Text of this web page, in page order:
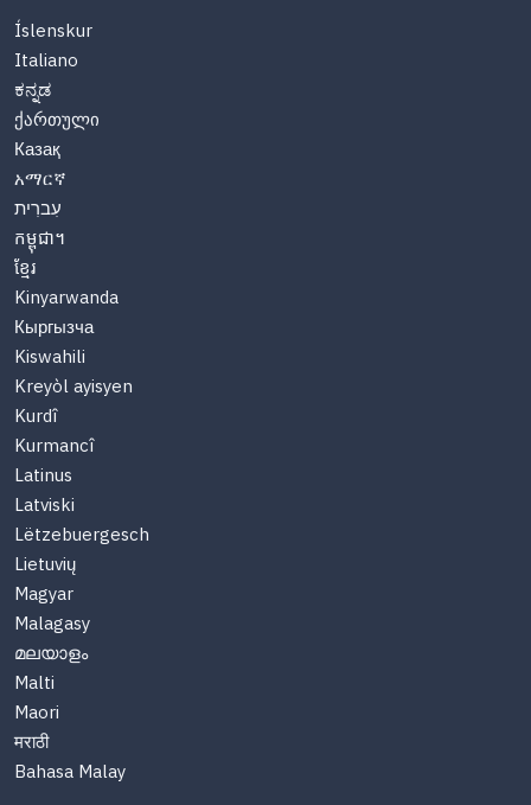
Íslenskur
Italiano
ಕನ್ನಡ
ქართული
Казақ
አማርኛ
עִברִית
កម្ពុជា។
ខ្មែរ
Kinyarwanda
Кыргызча
Kiswahili
Kreyòl ayisyen
Kurdî
Kurmancî
Latinus
Latviski
Lëtzebuergesch
Lietuvių
Magyar
Malagasy
മലയാളം
Malti
Maori
मराठी
Bahasa Malay